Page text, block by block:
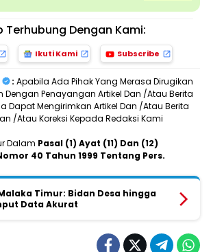
Terhubung Dengan Kami:
Ikuti Kami Subscribe
: Apabila Ada Pihak Yang Merasa Dirugikan
Dengan Penayangan Artikel Dan /Atau Berita
Dapat Mengirimkan Artikel Dan /Atau Berita
/Atau Koreksi Kepada Redaksi Kami
Dalam Pasal (1) Ayat (11) Dan (12)
40 Tahun 1999 Tentang Pers.
Timur: Bidan Desa hingga
Data Akurat